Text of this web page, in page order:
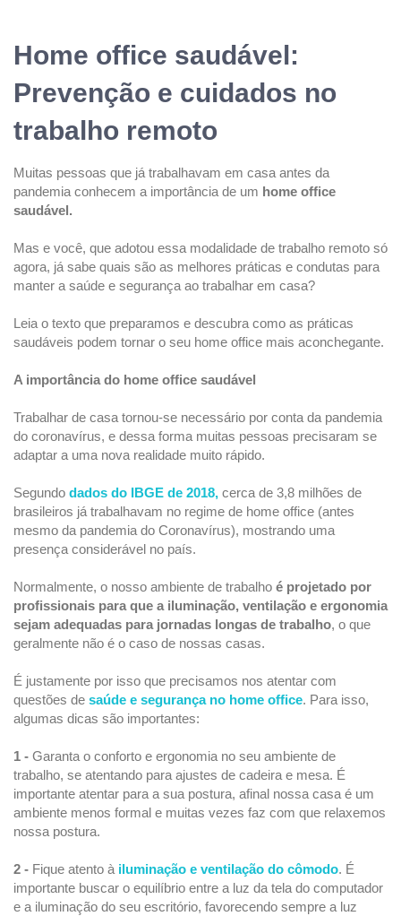
Home office saudável:
Prevenção e cuidados no
trabalho remoto
Muitas pessoas que já trabalhavam em casa antes da
pandemia conhecem a importância de um home office
saudável.
Mas e você, que adotou essa modalidade de trabalho remoto só
agora, já sabe quais são as melhores práticas e condutas para
manter a saúde e segurança ao trabalhar em casa?
Leia o texto que preparamos e descubra como as práticas
saudáveis podem tornar o seu home office mais aconchegante.
A importância do home office saudável
Trabalhar de casa tornou-se necessário por conta da pandemia
do coronavírus, e dessa forma muitas pessoas precisaram se
adaptar a uma nova realidade muito rápido.
Segundo dados do IBGE de 2018, cerca de 3,8 milhões de
brasileiros já trabalhavam no regime de home office (antes
mesmo da pandemia do Coronavírus), mostrando uma
presença considerável no país.
Normalmente, o nosso ambiente de trabalho é projetado por
profissionais para que a iluminação, ventilação e ergonomia
sejam adequadas para jornadas longas de trabalho, o que
geralmente não é o caso de nossas casas.
É justamente por isso que precisamos nos atentar com
questões de saúde e segurança no home office. Para isso,
algumas dicas são importantes:
1 - Garanta o conforto e ergonomia no seu ambiente de
trabalho, se atentando para ajustes de cadeira e mesa. É
importante atentar para a sua postura, afinal nossa casa é um
ambiente menos formal e muitas vezes faz com que relaxemos
nossa postura.
2 - Fique atento à iluminação e ventilação do cômodo. É
importante buscar o equilíbrio entre a luz da tela do computador
e a iluminação do seu escritório, favorecendo sempre a luz